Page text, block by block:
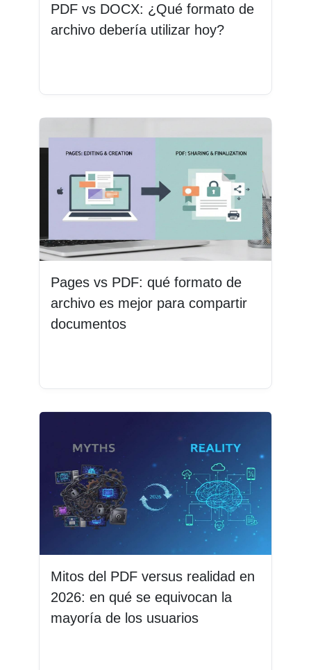
PDF vs DOCX: ¿Qué formato de
archivo debería utilizar hoy?
Pages vs PDF: qué formato de
archivo es mejor para compartir
documentos
Mitos del PDF versus realidad en
2026: en qué se equivocan la
mayoría de los usuarios